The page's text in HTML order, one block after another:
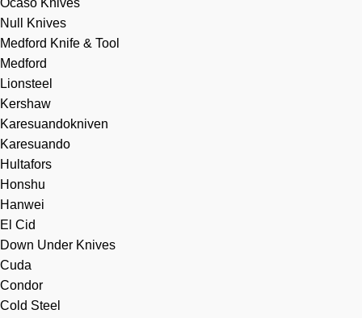
Ocaso Knives
Null Knives
Medford Knife & Tool
Medford
Lionsteel
Kershaw
Karesuandokniven
Karesuando
Hultafors
Honshu
Hanwei
El Cid
Down Under Knives
Cuda
Condor
Cold Steel